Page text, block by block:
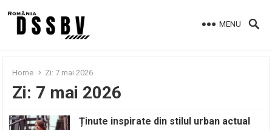
MENU
Home Zi: 7 mai 2026
Zi: 7 mai 2026
Ținute inspirate din stilul urban actual